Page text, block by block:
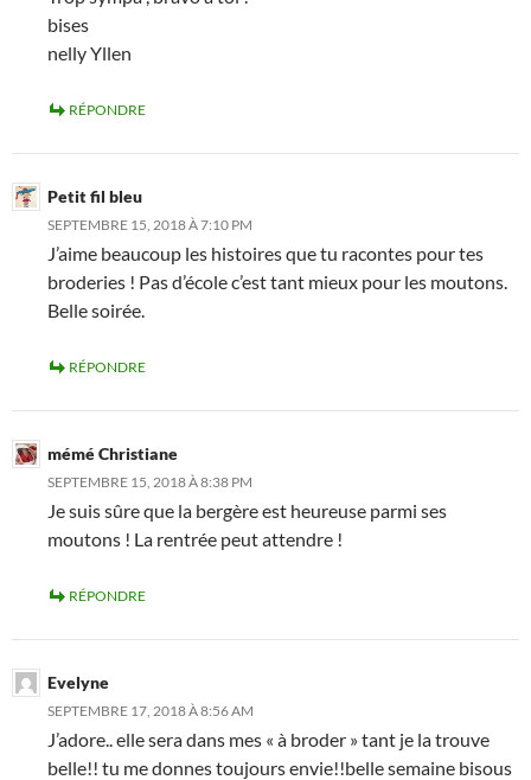
bises
nelly Yllen
RÉPONDRE
Petit fil bleu
SEPTEMBRE 15, 2018 À 7:10 PM
J’aime beaucoup les histoires que tu racontes pour tes
broderies ! Pas d’école c’est tant mieux pour les moutons.
Belle soirée.
RÉPONDRE
mémé Christiane
SEPTEMBRE 15, 2018 À 8:38 PM
Je suis sûre que la bergère est heureuse parmi ses
moutons ! La rentrée peut attendre !
RÉPONDRE
Evelyne
SEPTEMBRE 17, 2018 À 8:56 AM
J’adore.. elle sera dans mes « à broder » tant je la trouve
belle!! tu me donnes toujours envie!!belle semaine bisous